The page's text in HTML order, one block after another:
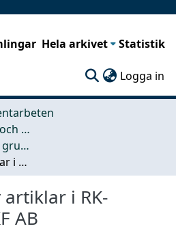
Hela arkivet Statistik
Logga in
Teknikens ekonomi och organisation
Examensarbeten på grundnivå
Reducering av artiklar i RK-förrådet på SKF AB
i RK-
AB